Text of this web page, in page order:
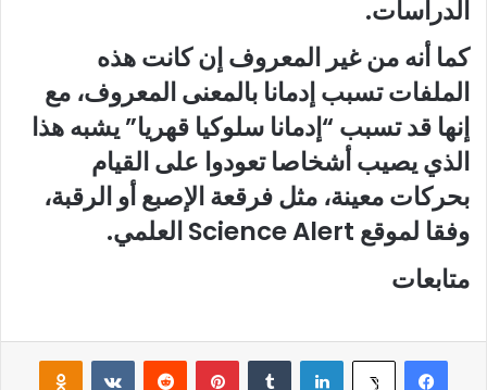
الدراسات.
كما أنه من غير المعروف إن كانت هذه
الملفات تسبب إدمانا بالمعنى المعروف، مع
إنها قد تسبب “إدمانا سلوكيا قهريا” يشبه هذا
الذي يصيب أشخاصا تعودوا على القيام
بحركات معينة، مثل فرقعة الإصبع أو الرقبة،
وفقا لموقع Science Alert العلمي.
متابعات
فيسبوك ‫X لينكدإن بينتيريست